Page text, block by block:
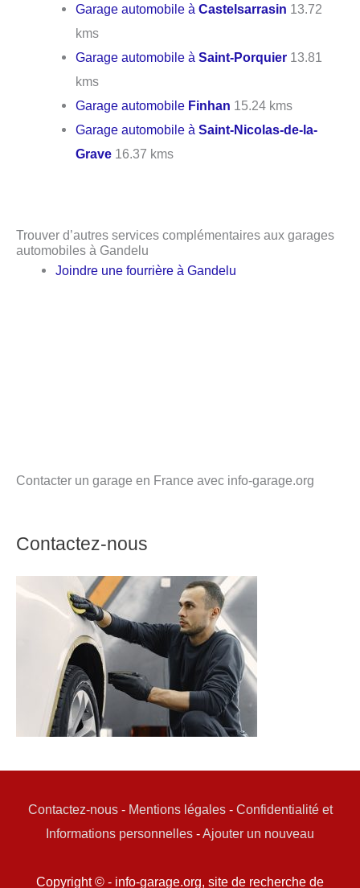
Garage automobile àCastelsarrasin 13.72
kms
Garage automobile àSaint-Porquier 13.81
kms
Garage automobile Finhan 15.24 kms
Garage automobile àSaint-Nicolas-de-la-
Grave 16.37 kms
Trouver d’autres services complémentaires aux garages
automobiles à Gandelu
Joindre une fourrière à Gandelu
Contacter un garage en France avec info-garage.org
Contactez-nous
Contactez-nous- Mentions légales- Confidentialité et
Informations personnelles -Ajouter un nouveau
Copyright © - info-garage.org, site de recherche de